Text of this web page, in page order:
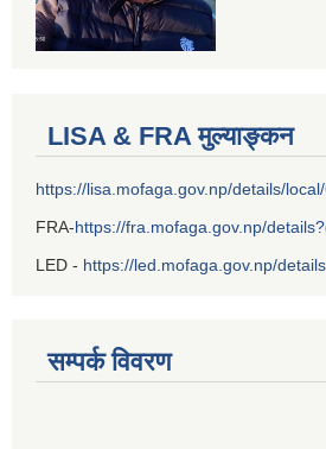
LISA & FRA मुल्याङ्कन
https://lisa.mofaga.gov.np/details/
FRA-https://fra.mofaga.gov.np/
LED - https://led.mofaga.gov.np/
सम्पर्क विवरण